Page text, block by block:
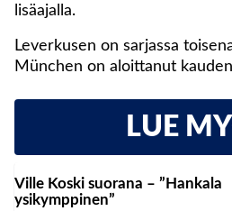
lisäajalla.
Leverkusen on sarjassa
München on aloittanut
LUE
Ville Koski suorana – ”Hankala
ysikymppinen”